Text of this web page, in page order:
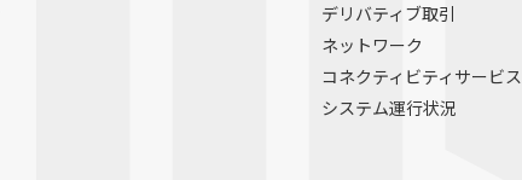
デリバティブ取引
ネットワーク
コネクティビティサービス
システム運行状況